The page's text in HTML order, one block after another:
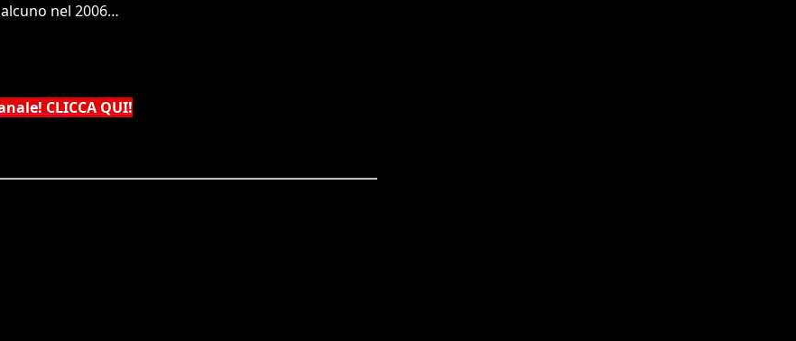
nel 2006…
CLICCA QUI!